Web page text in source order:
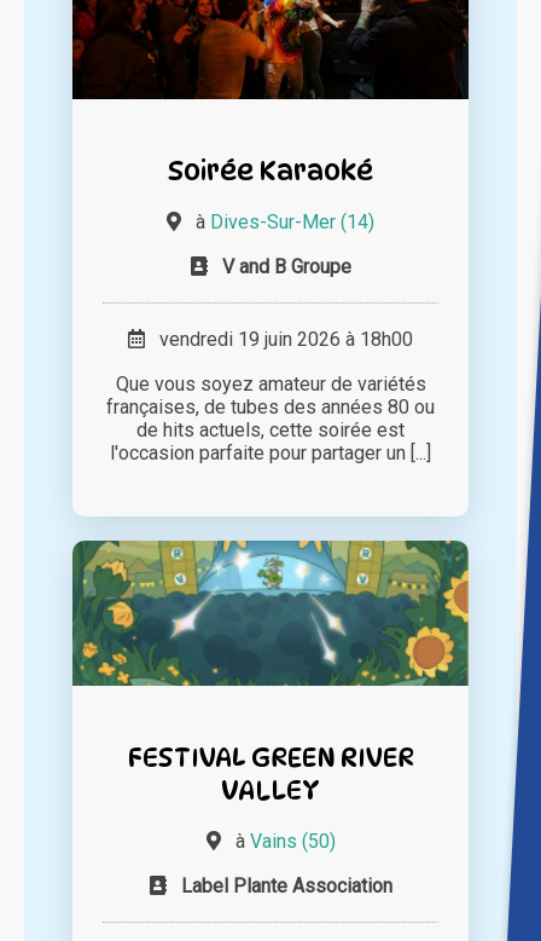
Soirée Karaoké
à Dives-Sur-Mer (14)
V and B Groupe
vendredi 19 juin 2026 à 18h00
Que vous soyez amateur de variétés
françaises, de tubes des années 80 ou
de hits actuels, cette soirée est
l'occasion parfaite pour partager un [...]
FESTIVAL GREEN RIVER
VALLEY
à Vains (50)
Label Plante Association